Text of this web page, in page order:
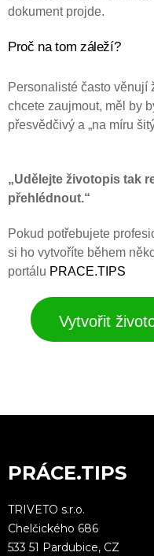
dokument projde.
Proč na tom záleží?
Personalisté často věnují
chcete zaujmout, měl by
přesvědčivý a „na míru
„Udělejte životopis tak
přehlédnout.“
Pokud potřebujete
si ho vytvoříte během
portálu PRACE.TIPS
Vytvořit
PRÁCE.TIPS
TRIVETO s.r.o.
Chelčického 686
533 51 Pardubice, CZ